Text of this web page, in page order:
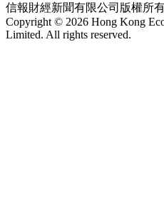
信報財經新聞有限公司版權所
Copyright © 2026 Hong Kong
Limited. All rights reserved.